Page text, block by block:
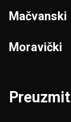
Mačvanski
Moravički